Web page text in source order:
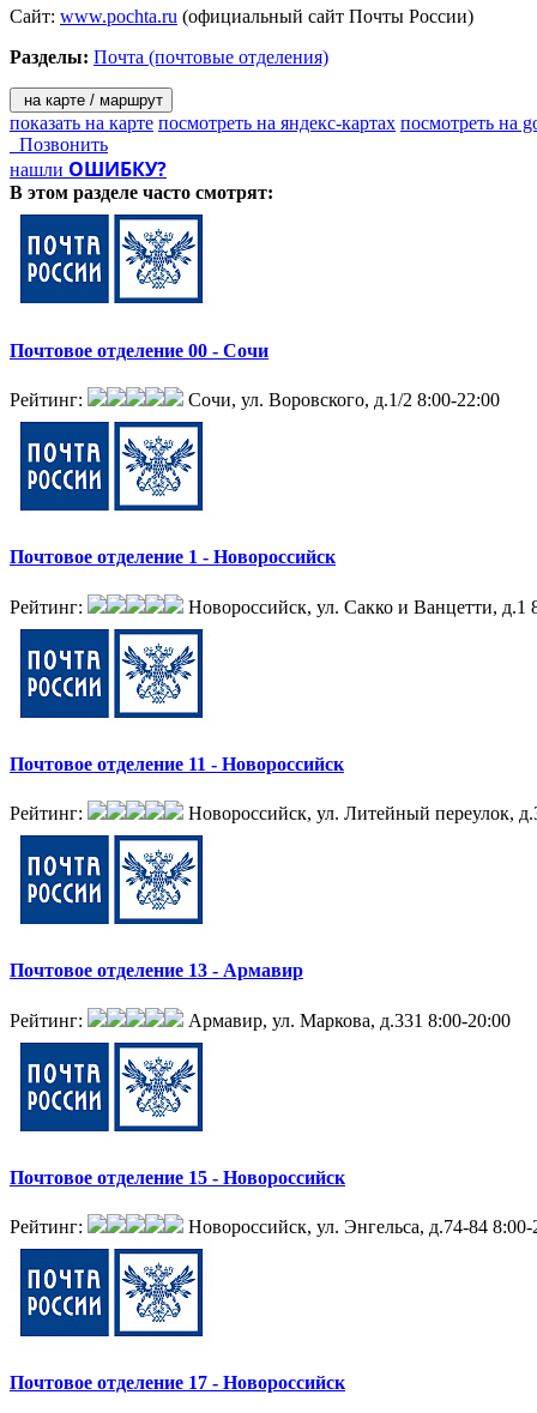
Сайт: www.pochta.ru (официальный сайт Почты России)
Разделы: Почта (почтовые отделения)
на карте / маршрут
показать на карте посмотреть на яндекс-картах посмотреть на
Позвонить
нашли ОШИБКУ?
В этом разделе часто смотрят:
Почтовое отделение 00 - Сочи
Рейтинг: Сочи, ул. Воровского, д.1/2 8:00-22:00
Почтовое отделение 1 - Новороссийск
Рейтинг: Новороссийск, ул. Сакко и Ванцетти, д.1
Почтовое отделение 11 - Новороссийск
Рейтинг: Новороссийск, ул. Литейный переулок,
Почтовое отделение 13 - Армавир
Рейтинг: Армавир, ул. Маркова, д.331 8:00-20:00
Почтовое отделение 15 - Новороссийск
Рейтинг: Новороссийск, ул. Энгельса, д.74-84 8:00-
Почтовое отделение 17 - Новороссийск